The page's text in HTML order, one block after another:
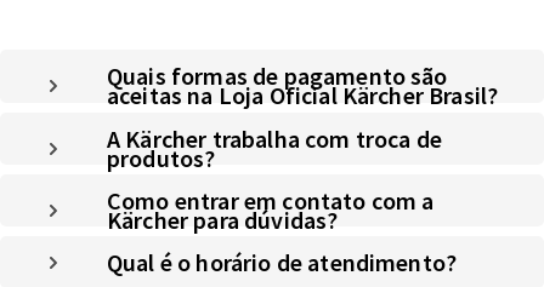
Quais formas de pagamento são
aceitas na Loja Oficial Kärcher Brasil?
A Kärcher trabalha com troca de
produtos?
Como entrar em contato com a
Kärcher para dúvidas?
Qual é o horário de atendimento?